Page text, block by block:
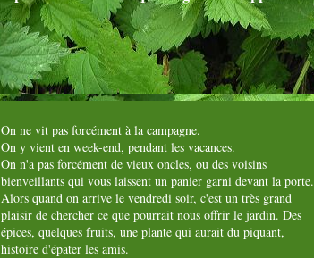
On ne vit pas forcément à la campagne.
On y vient en week-end, pendant les vacances.
On n'a pas forcément de vieux oncles, ou des voisins
bienveillants qui vous laissent un panier garni devant la porte.
Alors quand on arrive le vendredi soir, c'est un très grand
plaisir de chercher ce que pourrait nous offrir le jardin. Des
épices, quelques fruits, une plante qui aurait du piquant,
histoire d'épater les amis.